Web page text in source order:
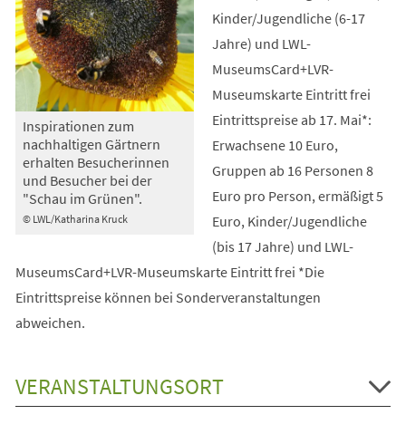
© LWL/Katharina Kruck
Inspirationen zum
nachhaltigen Gärtnern
erhalten Besucherinnen
und Besucher bei der
"Schau im Grünen".
Kinder/Jugendliche (6-17
Jahre) und LWL-
MuseumsCard+LVR-
Museumskarte Eintritt frei
Eintrittspreise ab 17. Mai*:
Erwachsene 10 Euro,
Gruppen ab 16 Personen 8
Euro pro Person, ermäßigt 5
Euro, Kinder/Jugendliche
(bis 17 Jahre) und LWL-
MuseumsCard+LVR-Museumskarte Eintritt frei *Die
Eintrittspreise können bei Sonderveranstaltungen
abweichen.
VERANSTALTUNGSORT